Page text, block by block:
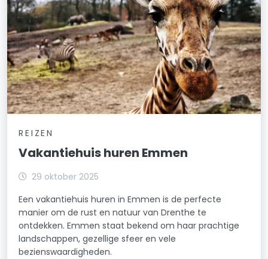
REIZEN
Vakantiehuis huren Emmen
29 oktober 2025
Een vakantiehuis huren in Emmen is de perfecte
manier om de rust en natuur van Drenthe te
ontdekken. Emmen staat bekend om haar prachtige
landschappen, gezellige sfeer en vele
bezienswaardigheden.